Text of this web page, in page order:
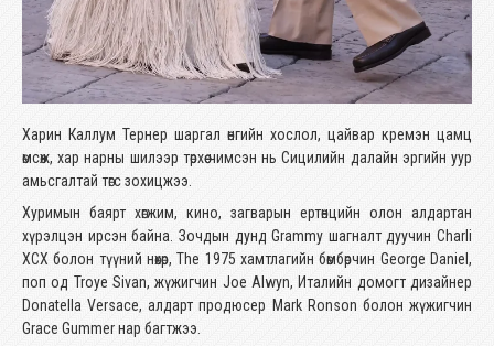
Харин Каллум Тернер шаргал өнгийн хослол, цайвар кремэн цамц
өмсөж, хар нарны шилээр төрхөө чимсэн нь Сицилийн далайн эргийн уур
амьсгалтай төгс зохицжээ.
Хуримын баярт хөгжим, кино, загварын ертөнцийн олон алдартан
хүрэлцэн ирсэн байна. Зочдын дунд Grammy шагналт дуучин Charli
XCX болон түүний нөхөр, The 1975 хамтлагийн бөмбөрчин George Daniel,
поп од Troye Sivan, жүжигчин Joe Alwyn, Италийн домогт дизайнер
Donatella Versace, алдарт продюсер Mark Ronson болон жүжигчин
Grace Gummer нар багтжээ.